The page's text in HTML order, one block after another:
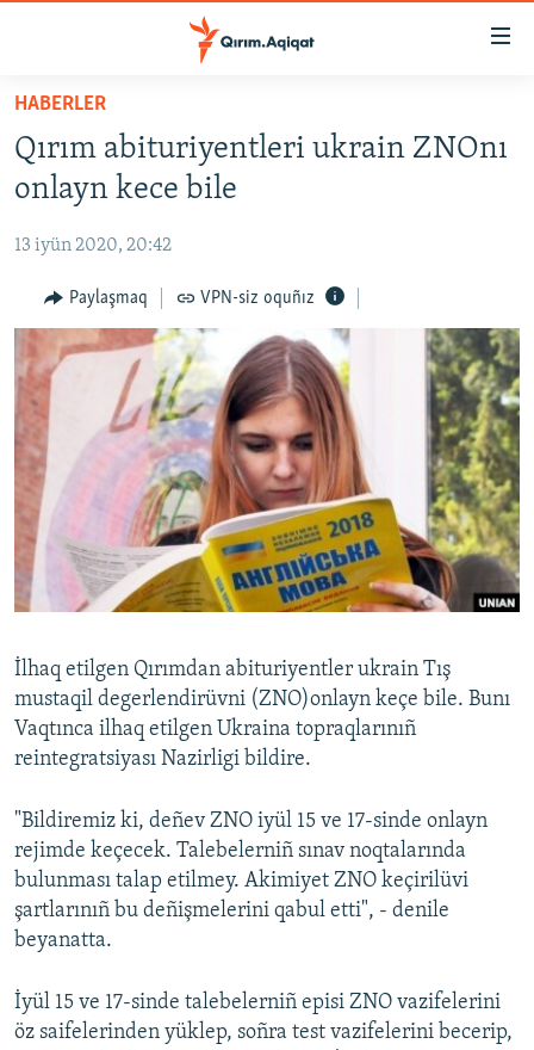
Esas
qaytmaq
Baş
navigatsiyağa
qaytmaq
qaytmaq
SİYASET
İQTİSADİYAT
CEMİYET
MEDENİYET
İNSAN AQLARI
VİDEO
SÜRET
BLOGLAR
FİKİR
Русский
Українською
QOŞULIÑIZ!
HABERLER
Qırım abituriyentleri ukrain ZNOnı
onlayn kece bile
13 iyün 2020, 20:42
Paylaşmaq VPN-siz oquñız
İlhaq etilgen Qırımdan abituriyentler ukrain Tış
mustaqil degerlendirüvni (ZNO)onlayn keçe bile. Bunı
Vaqtınca ilhaq etilgen Ukraina topraqlarınıñ
reintegratsiyası Nazirligi bildire.
"Bildiremiz ki, deñev ZNO iyül 15 ve 17-sinde onlayn
rejimde keçecek. Talebelerniñ sınav noqtalarında
bulunması talap etilmey. Akimiyet ZNO keçirilüvi
şartlarınıñ bu deñişmelerini qabul etti", - denile
beyanatta.
İyül 15 ve 17-sinde talebelerniñ episi ZNO vazifelerini
öz saifelerinden yüklep, soñra test vazifelerini becerip,